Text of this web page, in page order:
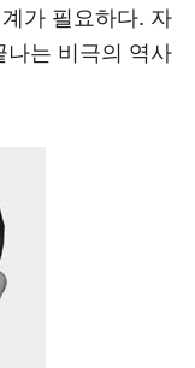
가 필요하다. 자
나는 비극의 역사